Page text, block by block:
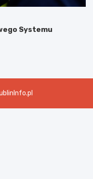
Systemu